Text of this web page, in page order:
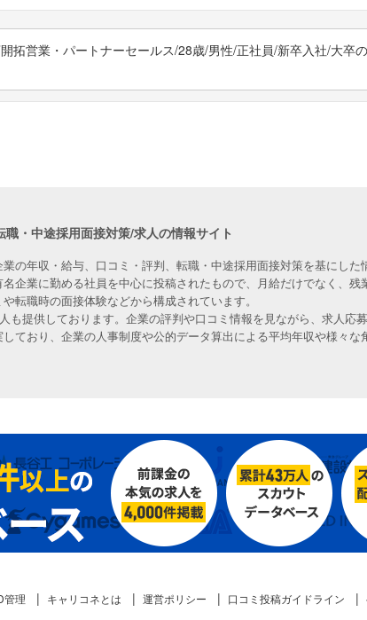
拓営業・パートナーセールス/28歳/男性/正社員/新卒入社/大卒の
・中途採用面接対策/求人の情報サイト
の年収・給与、口コミ・評判、転職・中途採用面接対策を基にし
企業に勤める社員を中心に投稿されたもので、月給だけでなく、
転職時の面接体験などから構成されています。
提供しております。企業の評判や口コミ情報を見ながら、求人応募
ており、企業の人事制度や公的データ算出による平均年収や様々
管理 キャリコネとは 運営ポリシー 口コミ投稿ガイドライン